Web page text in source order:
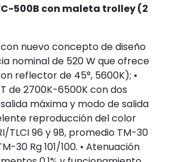
500B con maleta trolley (2
nuevo concepto de diseño
nominal de 520 W que ofrece
reflector de 45°, 5600K); •
de 2700K-6500K con dos
máxima y modo de salida
reproducción del color
TLCI 96 y 98, promedio TM-30
30 Rg 101/100. • Atenuación